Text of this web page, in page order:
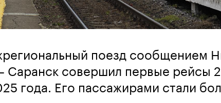
поезд сообщением
Саранск совершил первые рейсы
года. Его пассажирами стали